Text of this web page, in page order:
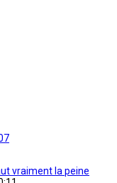
vraiment la peine